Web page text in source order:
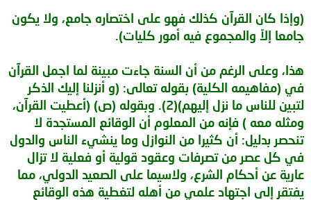
(وإذا كان القرآن كذلك فهو على اختصاره جامع، ولا يكون
جامعا إلاّ والمجموع فيه أمور كليات).
هذا، وعلى الرغم من أن السنة جاءت مبينة لما اجمل القرآن
في (مفاهيمه الكلية) بقوله تعالى: (و أنزلنا إليك الذكر
لتبين للناس ما نزل إليهم)(2). وبقوله (ص) (أعطيت القرآن،
ومثله معه ) فإنه من المعلوم أن الوقائع المستجدة لا
تنحصر بدليل: أن كثيرا من النوازل وما ينشيء الناس والدول
في كل عصر من تصرفات وعقود قولية أو فعلية لا تزال
عارية عن أحكام الشرع، ولاسيما على الصعيد الدولي، مما
يفتقر إلى اجتهاد علمي من أهله لتغطية هذه الوقائع